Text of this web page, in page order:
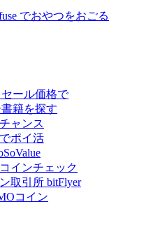
でおやつをおごる
セール価格で
籍を探す
ャンス
ポイ活
インチェック
取引所 bitFlyer
コイン